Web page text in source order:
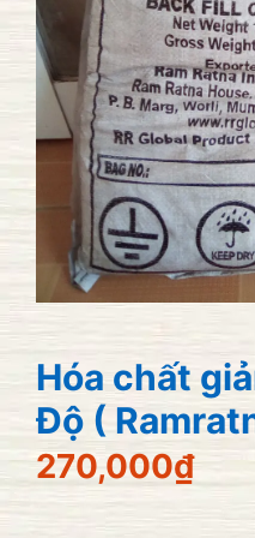
Hóa chất
Độ (
270,000₫